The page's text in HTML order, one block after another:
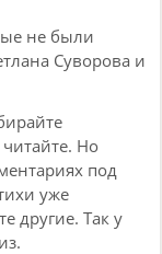
не были
Суворова и
Но
под
уже
другие. Так у